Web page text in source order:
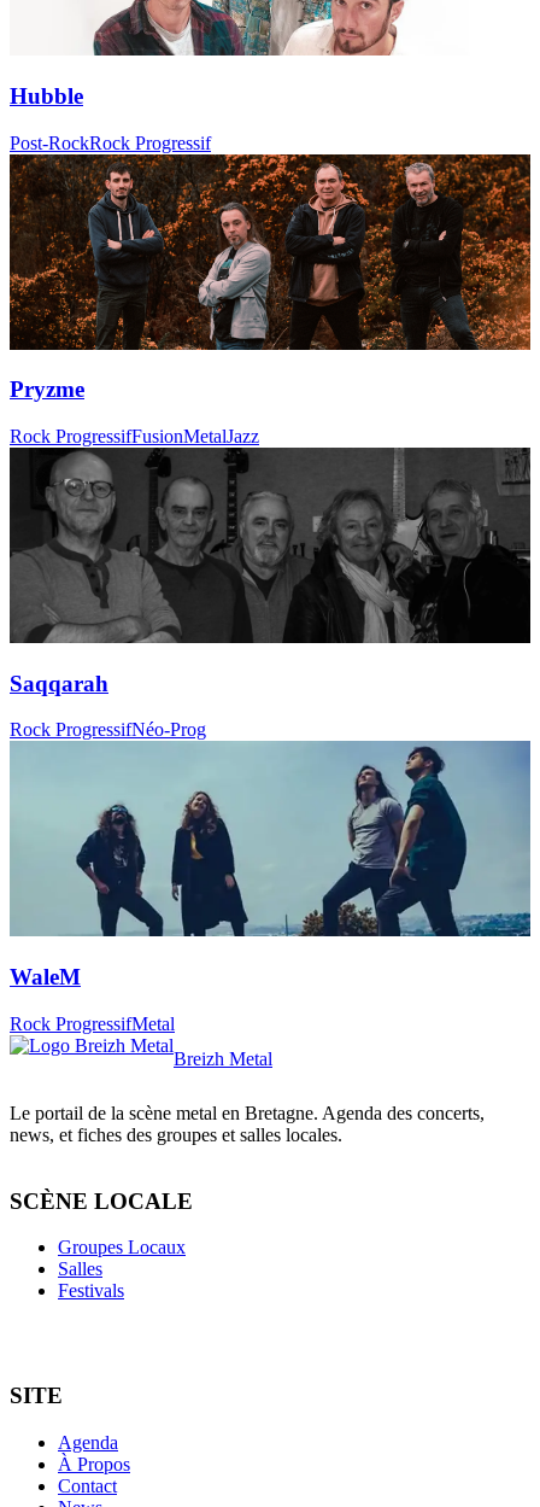
Hubble
Post-RockRock Progressif
Pryzme
Rock ProgressifFusionMetalJazz
Saqqarah
Rock ProgressifNéo-Prog
WaleM
Rock ProgressifMetal
Breizh Metal
Le portail de la scène metal en Bretagne. Agenda des concerts,
news, et fiches des groupes et salles locales.
SCÈNE LOCALE
Groupes Locaux
Salles
Festivals
SITE
Agenda
À Propos
Contact